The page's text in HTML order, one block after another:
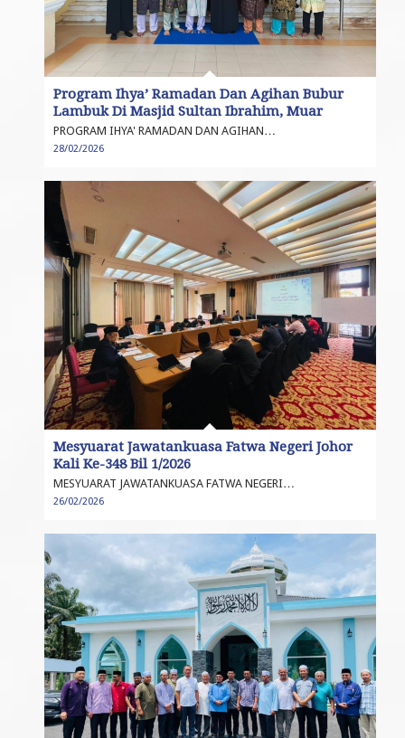
Program Ihya’ Ramadan Dan Agihan Bubur
Lambuk Di Masjid Sultan Ibrahim, Muar
PROGRAM IHYA' RAMADAN DAN AGIHAN…
28/02/2026
Mesyuarat Jawatankuasa Fatwa Negeri Johor
Kali Ke-348 Bil 1/2026
MESYUARAT JAWATANKUASA FATWA NEGERI…
26/02/2026